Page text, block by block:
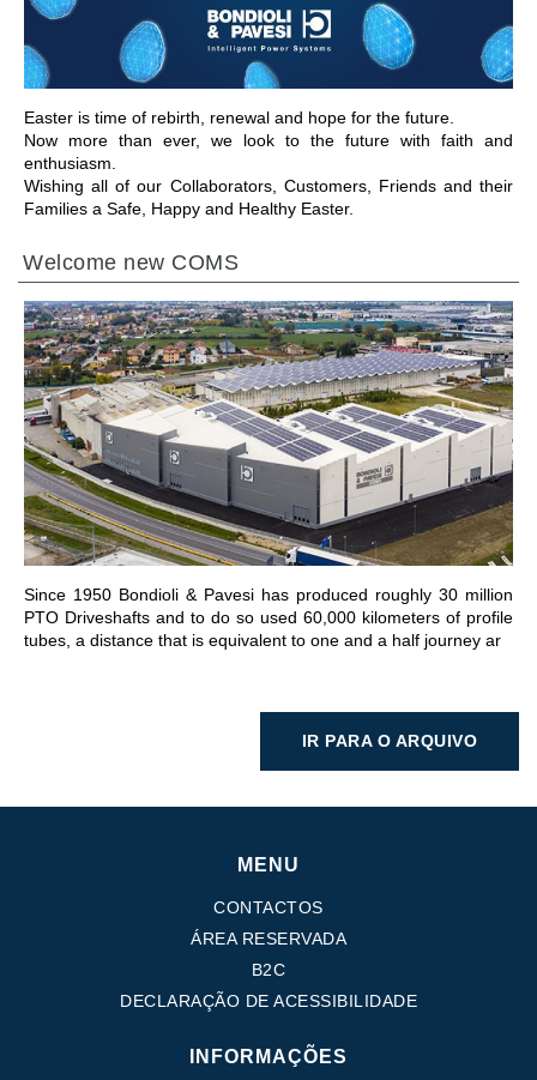
Easter is time of rebirth, renewal and hope for the future.
Now more than ever, we look to the future with faith and
enthusiasm.
Wishing all of our Collaborators, Customers, Friends and their
Families a Safe, Happy and Healthy Easter.
Welcome new COMS
Since 1950 Bondioli & Pavesi has produced roughly 30 million
PTO Driveshafts and to do so used 60,000 kilometers of profile
tubes, a distance that is equivalent to one and a half journey ar
IR PARA A SECÇÃO
IR PARA O ARQUIVO
MENU
CONTACTOS
ÁREA RESERVADA
B2C
DECLARAÇÃO DE ACESSIBILIDADE
INFORMAÇÕES